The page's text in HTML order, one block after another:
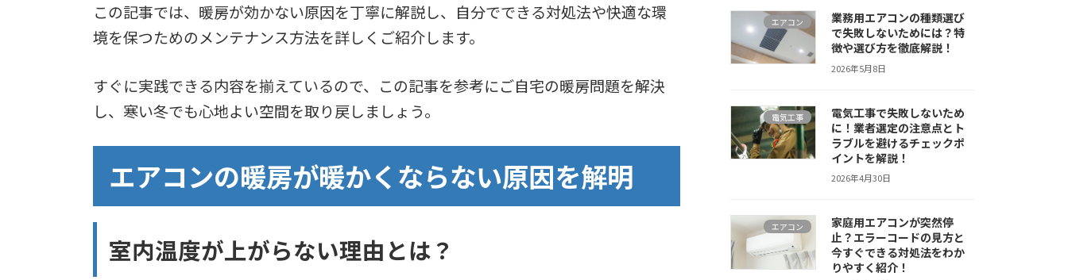
この記事では、暖房が効かない原因を丁寧に解説し、自分でできる対処法や快適な環
境を保つためのメンテナンス方法を詳しくご紹介します。
すぐに実践できる内容を揃えているので、この記事を参考にご自宅の暖房問題を解決
し、寒い冬でも心地よい空間を取り戻しましょう。
エアコンの暖房が暖かくならない原因を解明
室内温度が上がらない理由とは？
エアコン
業務用エアコンの種類選び
で失敗しないためには？特
徴や選び方を徹底解説！
2026年5月8日
電気工事
電気工事で失敗しないため
に！業者選定の注意点とト
ラブルを避けるチェックポ
イントを解説！
2026年4月30日
エアコン
家庭用エアコンが突然停
止？エラーコードの見方と
今すぐできる対処法をわか
りやすく紹介！